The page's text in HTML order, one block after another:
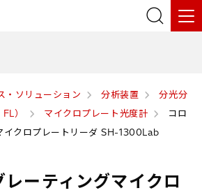
・ソリューション 分析装置
分光分
）
マイクロプレート光度計
コロ
イクロプレートリーダ SH-1300Lab
レーティングマイクロ